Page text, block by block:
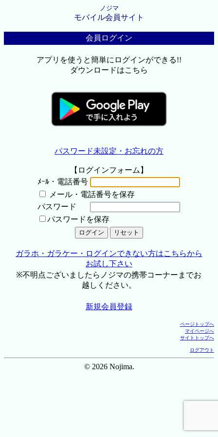
ノジマ
モバイル会員サイト
会員ログイン
アプリを使うと簡単にログインができる!!
ダウンロードはこちら
パスワード未設定・お忘れの方
【ログインフォーム】
ﾒｰﾙ・電話番号
メール・電話番号を保存
パスワード
パスワードを保存
ガラホ・ガラケー・ログインできない方はこちらから
お試し下さい
※不明点ございましたらノジマの携帯コーナーまでお
越しください。
新規会員登録
ページトップへ
マイページへ
サイトトップへ
ログアウト
© 2026 Nojima.